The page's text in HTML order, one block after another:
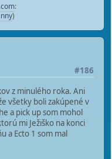
:
)
#186
z minulého roka. Ani
všetky boli zakúpené v
a pick up som mohol
mi Ježiško na konci
a Ecto 1 som mal